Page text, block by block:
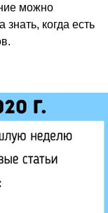
можно
знать, когда есть